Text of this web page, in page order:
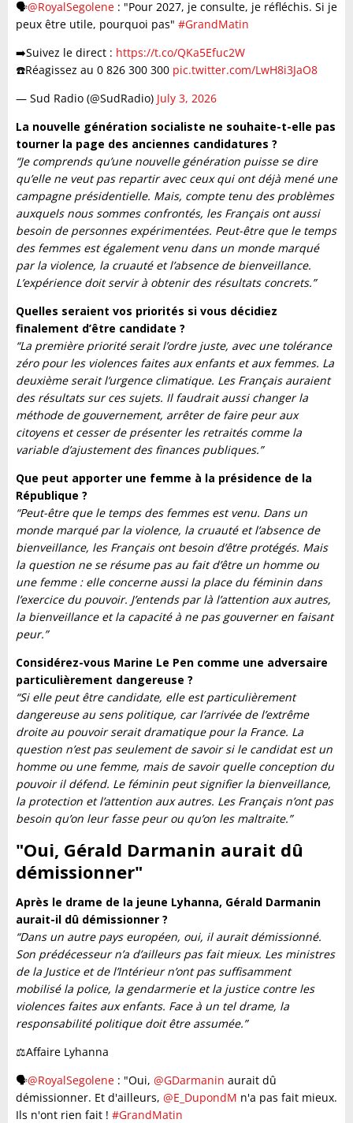
🗣️@RoyalSegolene : "Pour 2027, je consulte, je réfléchis. Si je
peux être utile, pourquoi pas" #GrandMatin
➡️​Suivez le direct : https://t.co/QKa5Efuc2W
☎️​Réagissez au 0 826 300 300 pic.twitter.com/LwH8i3JaO8
— Sud Radio (@SudRadio) July 3, 2026
La nouvelle génération socialiste ne souhaite-t-elle pas
tourner la page des anciennes candidatures ?
“Je comprends qu’une nouvelle génération puisse se dire
qu’elle ne veut pas repartir avec ceux qui ont déjà mené une
campagne présidentielle. Mais, compte tenu des problèmes
auxquels nous sommes confrontés, les Français ont aussi
besoin de personnes expérimentées. Peut-être que le temps
des femmes est également venu dans un monde marqué
par la violence, la cruauté et l’absence de bienveillance.
L’expérience doit servir à obtenir des résultats concrets.”
Quelles seraient vos priorités si vous décidiez
finalement d’être candidate ?
“La première priorité serait l’ordre juste, avec une tolérance
zéro pour les violences faites aux enfants et aux femmes. La
deuxième serait l’urgence climatique. Les Français auraient
des résultats sur ces sujets. Il faudrait aussi changer la
méthode de gouvernement, arrêter de faire peur aux
citoyens et cesser de présenter les retraités comme la
variable d’ajustement des finances publiques.”
Que peut apporter une femme à la présidence de la
République ?
“Peut-être que le temps des femmes est venu. Dans un
monde marqué par la violence, la cruauté et l’absence de
bienveillance, les Français ont besoin d’être protégés. Mais
la question ne se résume pas au fait d’être un homme ou
une femme : elle concerne aussi la place du féminin dans
l’exercice du pouvoir. J’entends par là l’attention aux autres,
la bienveillance et la capacité à ne pas gouverner en faisant
peur.”
Considérez-vous Marine Le Pen comme une adversaire
particulièrement dangereuse ?
“Si elle peut être candidate, elle est particulièrement
dangereuse au sens politique, car l’arrivée de l’extrême
droite au pouvoir serait dramatique pour la France. La
question n’est pas seulement de savoir si le candidat est un
homme ou une femme, mais de savoir quelle conception du
pouvoir il défend. Le féminin peut signifier la bienveillance,
la protection et l’attention aux autres. Les Français n’ont pas
besoin qu’on leur fasse peur ou qu’on les maltraite.”
"Oui, Gérald Darmanin aurait dû
démissionner"
Après le drame de la jeune Lyhanna, Gérald Darmanin
aurait-il dû démissionner ?
“Dans un autre pays européen, oui, il aurait démissionné.
Son prédécesseur n’a d’ailleurs pas fait mieux. Les ministres
de la Justice et de l’Intérieur n’ont pas suffisamment
mobilisé la police, la gendarmerie et la justice contre les
violences faites aux enfants. Face à un tel drame, la
responsabilité politique doit être assumée.”
⚖️Affaire Lyhanna
🗣️@RoyalSegolene : "Oui, @GDarmanin aurait dû
démissionner. Et d'ailleurs, @E_DupondM n'a pas fait mieux.
Ils n'ont rien fait ! #GrandMatin